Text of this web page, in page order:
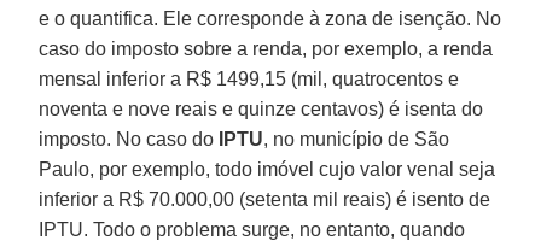
e o quantifica. Ele corresponde à zona de isenção. No
caso do imposto sobre a renda, por exemplo, a renda
mensal inferior a R$ 1499,15 (mil, quatrocentos e
noventa e nove reais e quinze centavos) é isenta do
imposto. No caso do
IPTU, no município de São
Paulo, por exemplo, todo imóvel cujo valor venal seja
inferior a R$ 70.000,00 (setenta mil reais) é isento de
IPTU. Todo o problema surge, no entanto, quando